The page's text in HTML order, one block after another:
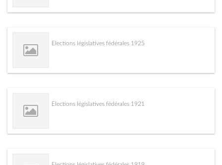
Elections législatives fédérales 1925
Elections législatives fédérales 1921